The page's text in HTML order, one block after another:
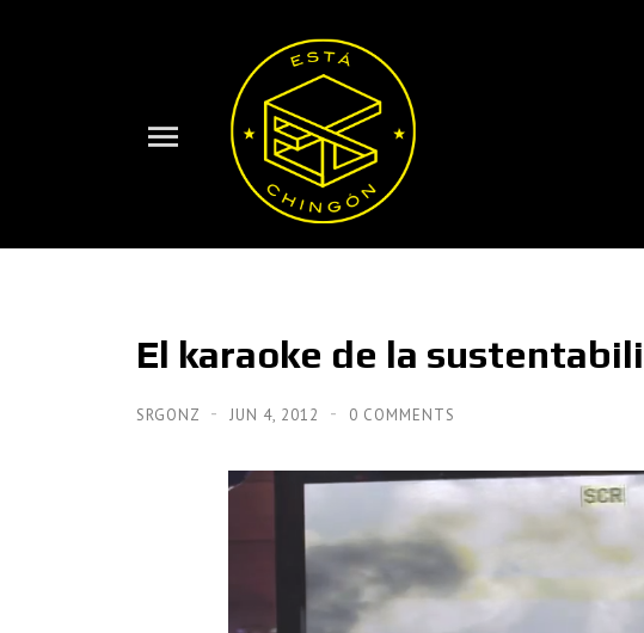
El karaoke de la
SRGONZ JUN 4, 2012 0 COMMENTS